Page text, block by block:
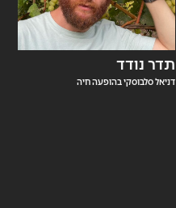
תדר נודד
דניאל סלבוסקי בהופעה חיה